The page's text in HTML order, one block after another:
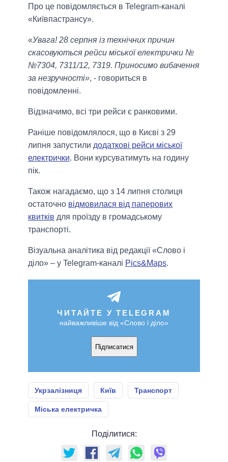
Про це повідомляється в Telegram-каналі
«Київпастрансу».
«Увага! 28 серпня із технічних причин
скасовуються рейси міської електрички №
№7304, 7311/12, 7319. Приносимо вибачення
за незручності», - говориться в
повідомленні.
Відзначимо, всі три рейси є ранковими.
Раніше повідомлялося, що в Києві з 29
липня запустили додаткові рейси міської
електрички. Вони курсуватимуть на годину
пік.
Також нагадаємо, що з 14 липня столиця
остаточно відмовилася від паперових
квитків для проїзду в громадському
транспорті.
Візуальна аналітика від редакції «Слово і
діло» – у Telegram-каналі Pics&Maps.
ЧИТАЙТЕ У TELEGRAM
найважливіше від «Слово і діло»
Підписатися
Укрзалізниця Київ Транспорт
Міська електричка
Поділитися: